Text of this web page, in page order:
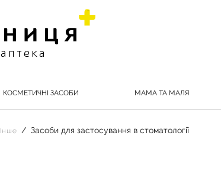
КОСМЕТИЧНІ ЗАСОБИ МАМА ТА МАЛЯ
Інше Засоби для застосування в стоматології